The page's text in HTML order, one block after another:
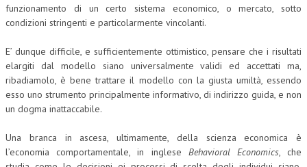
funzionamento di un certo sistema economico, o mercato, sotto
condizioni stringenti e particolarmente vincolanti.
E’ dunque difficile, e sufficientemente ottimistico, pensare che i risultati
elargiti dal modello siano universalmente validi ed accettati ma,
ribadiamolo, è bene trattare il modello con la giusta umiltà, essendo
esso uno strumento principalmente informativo, di indirizzo guida, e non
un dogma inattaccabile.
Una branca in ascesa, ultimamente, della scienza economica è
l’economia comportamentale, in inglese Behavioral Economics, che